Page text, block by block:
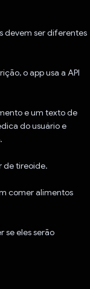
devem ser diferentes
o app usa a API
e um texto de
do usuário e
de tireoide.
comer alimentos
se eles serão